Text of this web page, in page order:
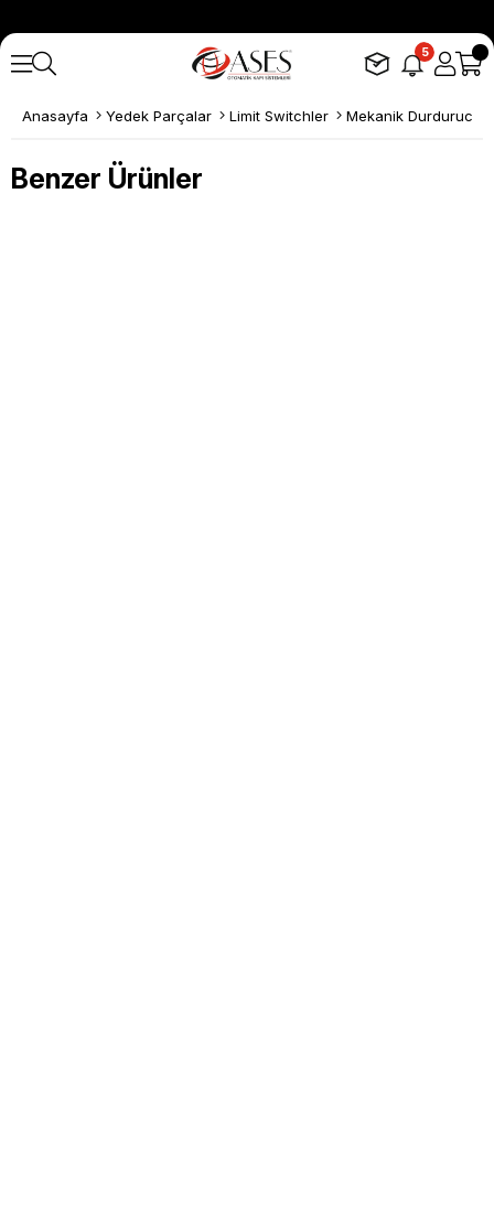
5
Anasayfa Yedek Parçalar Limit Switchler Mekanik
Benzer Ürünler